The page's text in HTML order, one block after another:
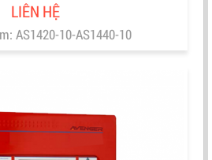
LIÊN HỆ
AS1420-10-AS1440-10